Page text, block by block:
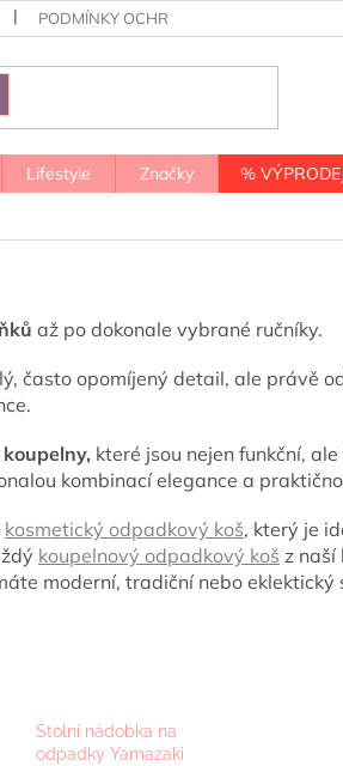
PODMÍNKY OCHRANY OSOBNÍCH ÚDAJŮ
Lifestyle Značky
%
až po dokonale vybrané ručníky.
často opomíjený detail, ale právě
které jsou nejen funkční,
kombinací elegance a
kosmetický odpadkový koš, který je
koupelnový odpadkový koš z naší
moderní, tradiční nebo eklektický
Stolní nádobka na
odpadky Yamazaki